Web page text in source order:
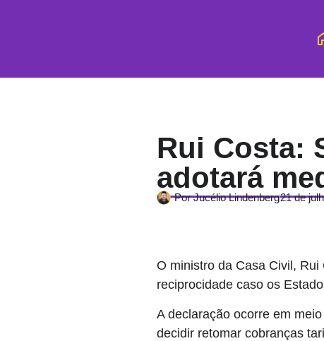
Rui Costa:
adotará
PorJucélio Lindenberg21 de
O ministro da Casa Civil,
reciprocidade caso os
A declaração ocorre em
decidir retomar cobranças